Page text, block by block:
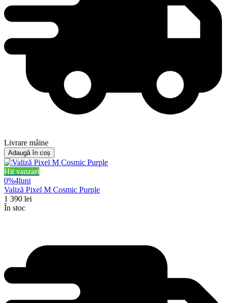
Livrare mâine
Adaugă în coș
Hit vanzari
0%4luni
Valiză Pixel M Cosmic Purple
1 390 lei
În stoc